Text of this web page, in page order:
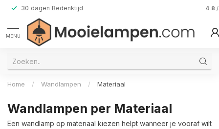
30 dagen Bedenktijd 4.8
MENU
Home / Wandlampen / Materiaal
Wandlampen per Materiaal
Een wandlamp op materiaal kiezen helpt wanneer je vooraf wilt